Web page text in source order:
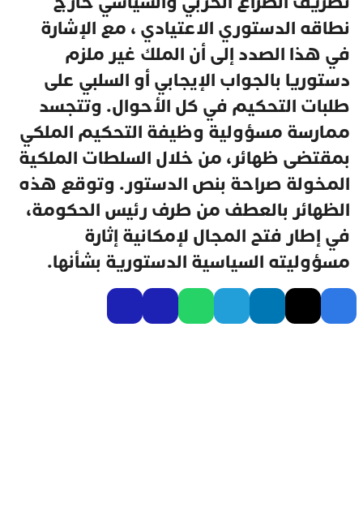
نطاقه الدستوري الاعتيادي ، مع الإشارة
في هذا الصدد إلى أن الملك غير ملزم
دستوريا بالجواب الإيجابي أو السلبي على
طلبات التحكيم في كل الأحوال. وتتجسد
ممارسة مسؤولية وظيفة التحكيم الملكي
بمقتضى ظهائر، من خلال السلطات الملكية
المخولة صراحة بنص الدستور. وتوقع هذه
الظهائر بالعطف من طرف رئيس الحكومة،
في إطار فتح المجال لإمكانية إثارة
مسؤوليته السياسية الدستورية بشأنها.